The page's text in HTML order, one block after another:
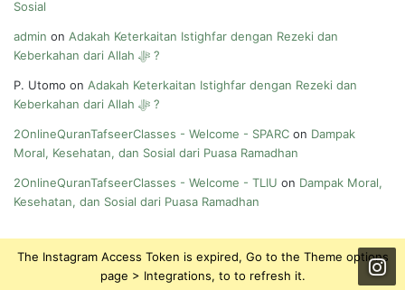
Sosial
admin on Adakah Keterkaitan Istighfar dengan Rezeki dan
Keberkahan dari Allah ﷻ ?
P. Utomo on Adakah Keterkaitan Istighfar dengan Rezeki dan
Keberkahan dari Allah ﷻ ?
2OnlineQuranTafseerClasses - Welcome - SPARC on Dampak
Moral, Kesehatan, dan Sosial dari Puasa Ramadhan
2OnlineQuranTafseerClasses - Welcome - TLIU on Dampak Moral,
Kesehatan, dan Sosial dari Puasa Ramadhan
The Instagram Access Token is expired, Go to the Theme options
page > Integrations, to to refresh it.